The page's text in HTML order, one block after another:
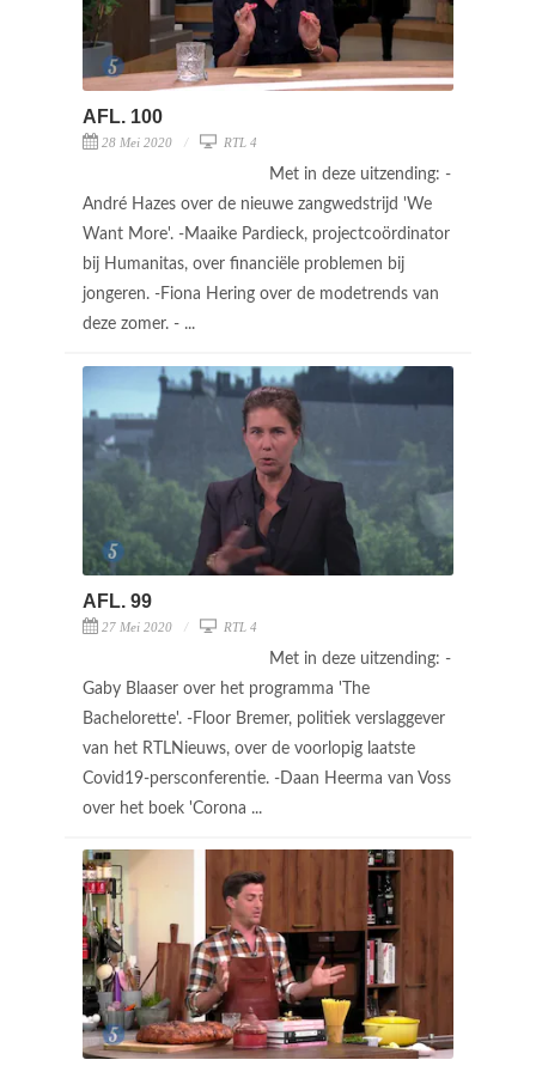
AFL. 100
28 Mei 2020 RTL 4
Met in deze uitzending: -
André Hazes over de nieuwe zangwedstrijd 'We
Want More'. -Maaike Pardieck, projectcoördinator
bij Humanitas, over financiële problemen bij
jongeren. -Fiona Hering over de modetrends van
deze zomer. - ...
AFL. 99
27 Mei 2020 RTL 4
Met in deze uitzending: -
Gaby Blaaser over het programma 'The
Bachelorette'. -Floor Bremer, politiek verslaggever
van het RTLNieuws, over de voorlopig laatste
Covid19-persconferentie. -Daan Heerma van Voss
over het boek 'Corona ...